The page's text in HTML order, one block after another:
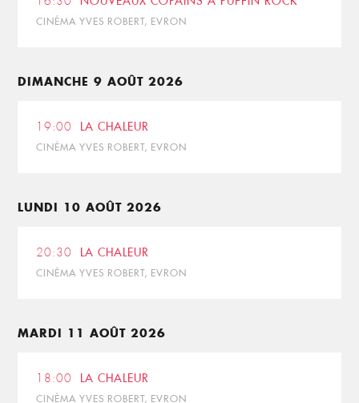
CINÉMA YVES ROBERT, EVRON
DIMANCHE 9 AOÛT 2026
19:00 LA CHALEUR
CINÉMA YVES ROBERT, EVRON
LUNDI 10 AOÛT 2026
20:30 LA CHALEUR
CINÉMA YVES ROBERT, EVRON
MARDI 11 AOÛT 2026
18:00 LA CHALEUR
CINÉMA YVES ROBERT, EVRON